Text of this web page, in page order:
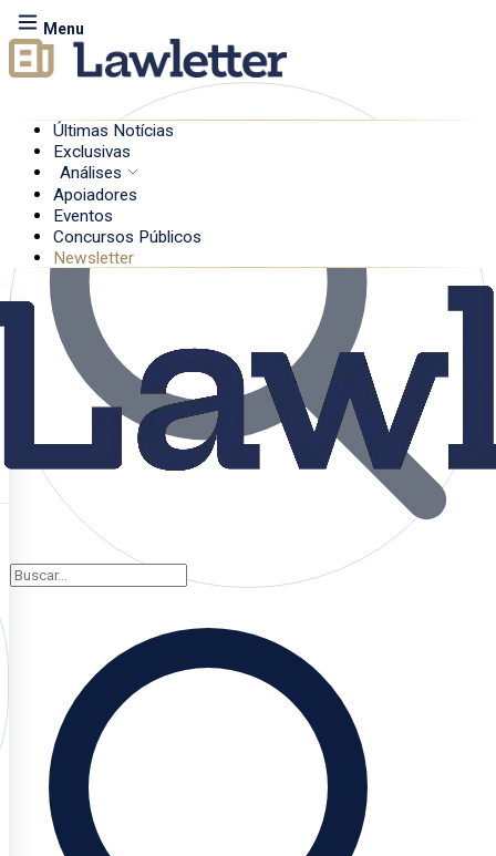
Menu
Últimas Notícias
Exclusivas
Análises
Apoiadores
Eventos
Concursos Públicos
Newsletter